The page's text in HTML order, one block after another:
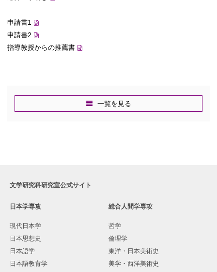
申請書1
申請書2
指導教授からの推薦書
一覧を見る
文学研究科研究室公式サイト
日本学専攻
現代日本学
日本思想史
日本語学
日本語教育学
総合人間学専攻
哲学
倫理学
東洋・日本美術史
美学・西洋美術史